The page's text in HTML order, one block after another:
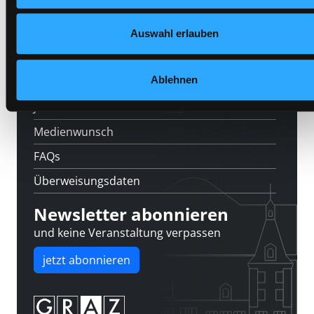
Auswahl erlauben
Ablehnen
Kontakt
Jobs
Medienwunsch
FAQs
Überweisungsdaten
Newsletter abonnieren
und keine Veranstaltung verpassen
jetzt abonnieren